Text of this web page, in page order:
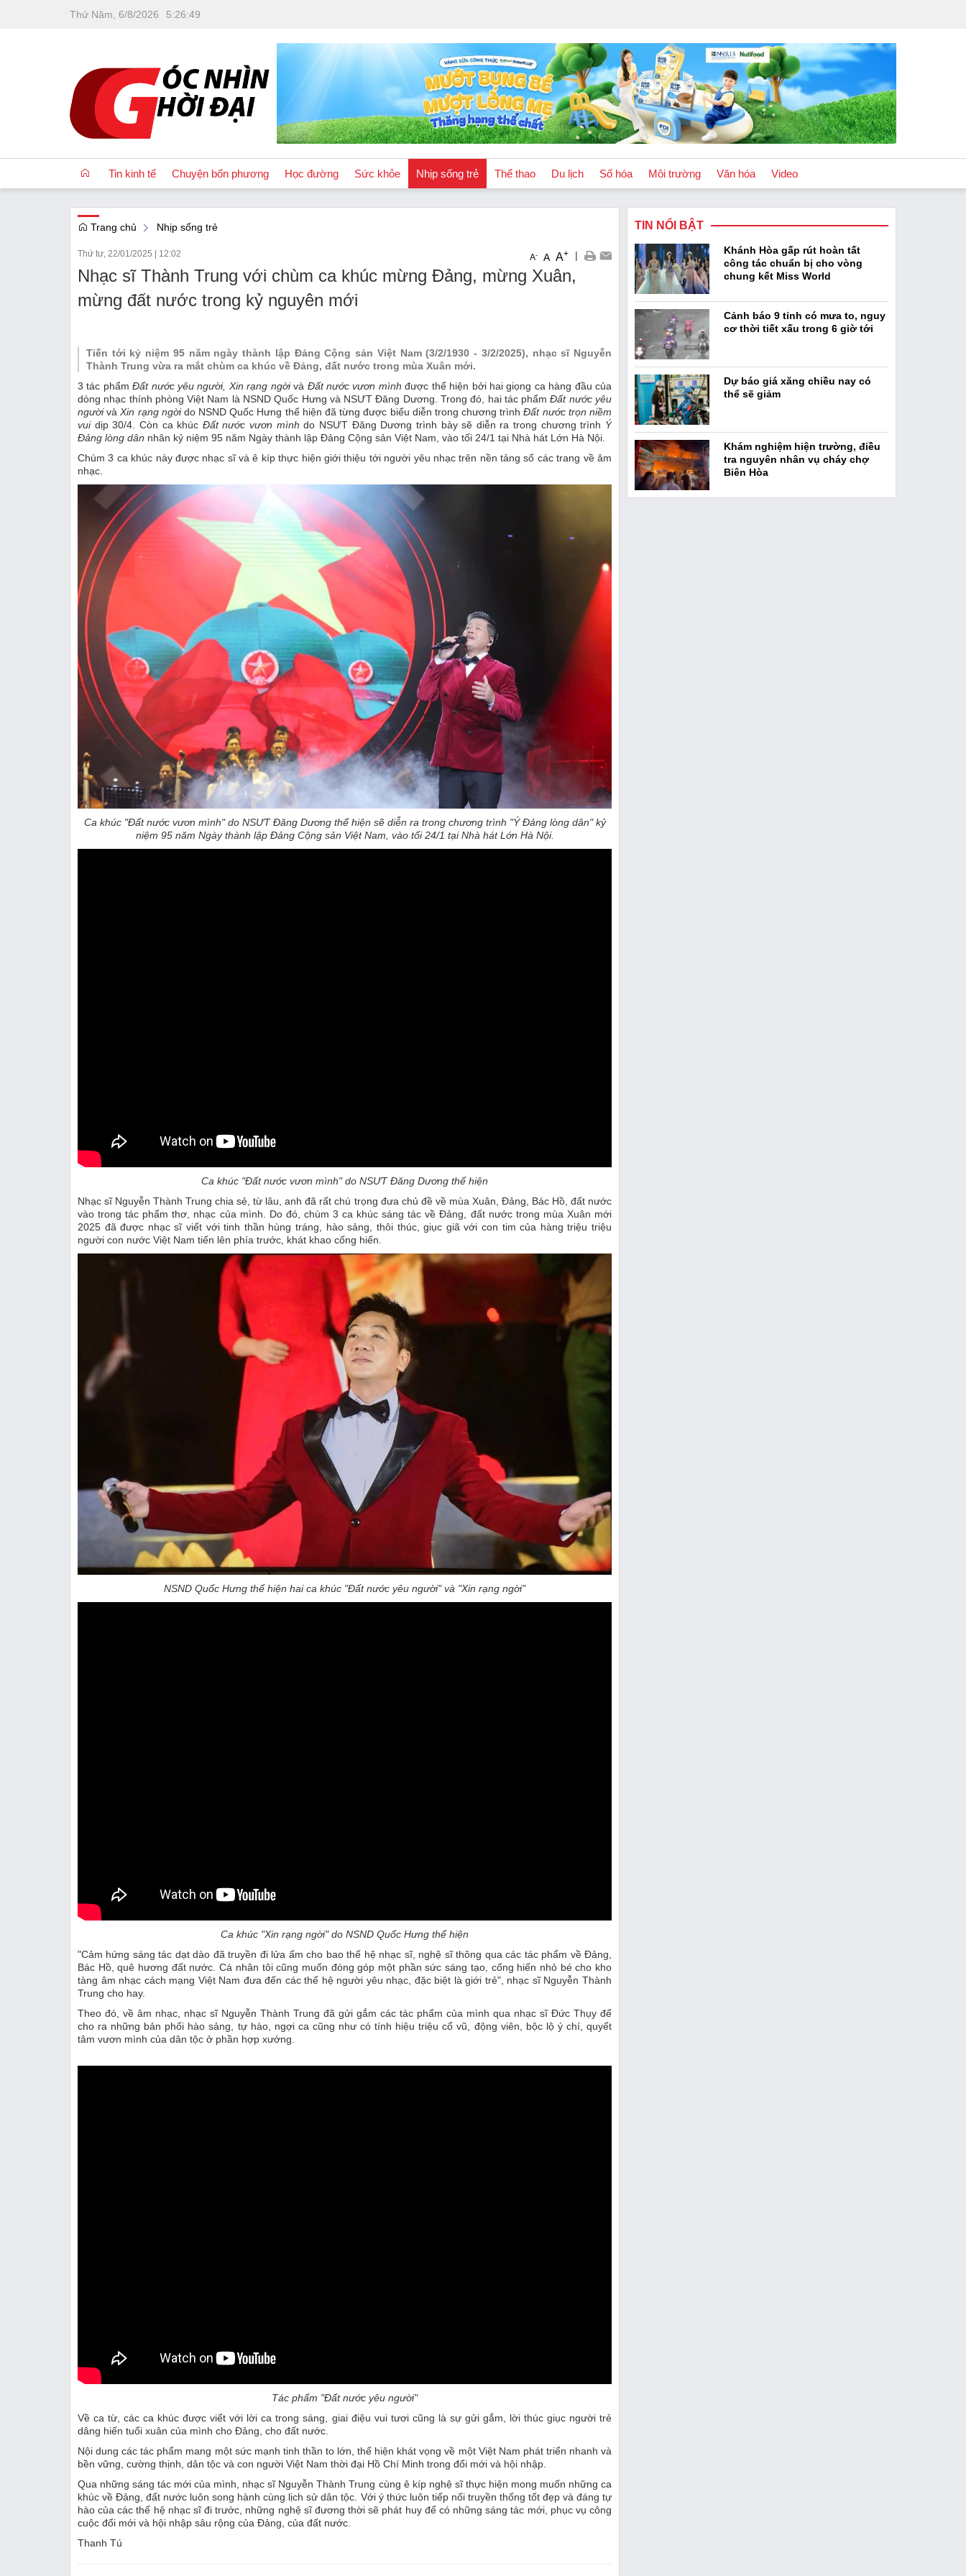
Thứ Năm, 6/8/2026 5:26:50
Tin kinh tế
Nhà đất
Emagazine
Chuyện bốn phương Học đường Sức khỏe Nhịp sống trẻ Thể thao Du lịch Số hóa Môi trường Văn hóa
Podcast
Video
Trang chủ Nhịp sống trẻ
Thứ tư, 22/01/2025 12:02 A- A A+ |
Nhạc sĩ Thành Trung với chùm ca khúc mừng Đảng, mừng Xuân,
mừng đất nước trong kỷ nguyên mới
Tiến tới kỷ niệm 95 năm ngày thành lập Đảng Cộng sản Việt Nam (3/2/1930 - 3/2/2025), nhạc sĩ Nguyễn
Thành Trung vừa ra mắt chùm ca khúc về Đảng, đất nước trong mùa Xuân mới.
3 tác phẩmĐất nước yêu người, Xin rạng ngờivà Đất nước vươn mình được thể hiện bởi hai giọng ca hàng đầu của
dòng nhạc thính phòng Việt Nam là NSND Quốc Hưng và NSƯT Đăng Dương. Trong đó, hai tác phẩmĐất nước yêu
ngườivà Xin rạng ngờido NSND Quốc Hưng thể hiện đã từng được biểu diễn trong chương trìnhĐất nước trọn niềm
vui dịp 30/4. Còn ca khúc Đất nước vươn mình do NSƯT Đăng Dương trình bày sẽ diễn ra trong chương trình Ý
Đảng lòng dân nhân kỷ niệm 95 năm Ngày thành lập Đảng Cộng sản Việt Nam, vào tối 24/1 tại Nhà hát Lớn Hà Nội.
Chùm 3 ca khúc này được nhạc sĩ và ê kíp thực hiện giới thiệu tới người yêu nhạc trên nền tảng số các trang về âm
nhạc.
Ca khúc "Đất nước vươn mình" do NSƯT Đăng Dương thể hiện sẽ diễn ra trong chương trình "Ý Đảng lòng dân" kỷ
niệm 95 năm Ngày thành lập Đảng Cộng sản Việt Nam, vào tối 24/1 tại Nhà hát Lớn Hà Nội.
Ca khúc "Đất nước vươn mình" do NSƯT Đăng Dương thể hiện
Nhạc sĩ Nguyễn Thành Trung chia sẻ, từ lâu, anh đã rất chú trọng đưa chủ đề về mùa Xuân, Đảng, Bác Hồ, đất nước
vào trong tác phẩm thơ, nhạc của mình. Do đó, chùm 3 ca khúc sáng tác về Đảng, đất nước trong mùa Xuân mới
2025 đã được nhạc sĩ viết với tinh thần hùng tráng, hào sảng, thôi thúc, giục giã với con tim của hàng triệu triệu
người con nước Việt Nam tiến lên phía trước, khát khao cống hiến.
NSND Quốc Hưng thể hiện hai ca khúc "Đất nước yêu người" và "Xin rạng ngời"
Ca khúc "Xin rạng ngời" do NSND Quốc Hưng thể hiện
"Cảm hứng sáng tác dạt dào đã truyền đi lửa ấm cho bao thế hệ nhạc sĩ, nghệ sĩ thông qua các tác phẩm về Đảng,
Bác Hồ, quê hương đất nước. Cá nhân tôi cũng muốn đóng góp một phần sức sáng tạo, cống hiến nhỏ bé cho kho
tàng âm nhạc cách mạng Việt Nam đưa đến các thế hệ người yêu nhạc, đặc biệt là giới trẻ", nhạc sĩ Nguyễn Thành
Trung cho hay.
Theo đó, về âm nhạc, nhạc sĩ Nguyễn Thành Trung đã gửi gắm các tác phẩm của mình qua nhạc sĩ Đức Thụy để
cho ra những bản phối hào sảng, tự hào, ngợi ca cũng như có tính hiệu triệu cổ vũ, động viên, bộc lộ ý chí, quyết
tâm vươn mình của dân tộc ở phần hợp xướng.
Tác phẩm "Đất nước yêu người"
Về ca từ, các ca khúc được viết với lời ca trong sáng, giai điệu vui tươi cũng là sự gửi gắm, lời thúc giục người trẻ
dâng hiến tuổi xuân của mình cho Đảng, cho đất nước.
Nội dung các tác phẩm mang một sức mạnh tinh thần to lớn, thể hiện khát vọng về một Việt Nam phát triển nhanh và
bền vững, cường thịnh, dân tộc và con người Việt Nam thời đại Hồ Chí Minh trong đổi mới và hội nhập.
Qua những sáng tác mới của mình, nhạc sĩ Nguyễn Thành Trung cùng ê kíp nghệ sĩ thực hiện mong muốn những ca
khúc về Đảng, đất nước luôn song hành cùng lịch sử dân tộc. Với ý thức luôn tiếp nối truyền thống tốt đẹp và đáng tự
hào của các thế hệ nhạc sĩ đi trước, những nghệ sĩ đương thời sẽ phát huy để có những sáng tác mới, phục vụ công
cuộc đổi mới và hội nhập sâu rộng của Đảng, của đất nước.
Thanh Tú
TIN NỔI BẬT
Khánh Hòa gấp rút hoàn tất
công tác chuẩn bị cho vòng
chung kết Miss World
Cảnh báo 9 tỉnh có mưa to, nguy
cơ thời tiết xấu trong 6 giờ tới
Dự báo giá xăng chiều nay có
thể sẽ giảm
Khám nghiệm hiện trường, điều
tra nguyên nhân vụ cháy chợ
Biên Hòa